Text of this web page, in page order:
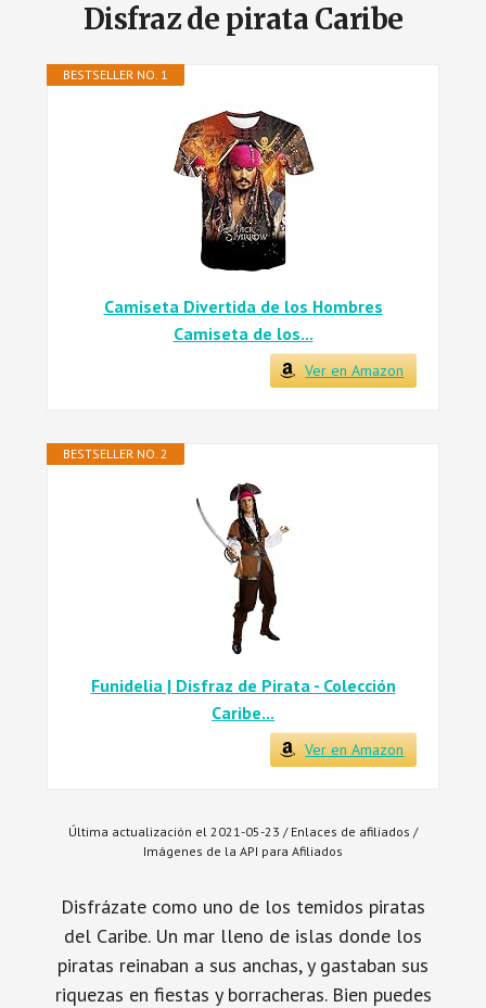
Disfraz de pirata Caribe
BESTSELLER NO. 1
Camiseta Divertida de los Hombres
Camiseta de los...
Ver en Amazon
BESTSELLER NO. 2
Funidelia | Disfraz de Pirata - Colección
Caribe...
Ver en Amazon
Última actualización el 2021-05-23 / Enlaces de afiliados /
Imágenes de la API para Afiliados
Disfrázate como uno de los temidos piratas
del Caribe. Un mar lleno de islas donde los
piratas reinaban a sus anchas, y gastaban sus
riquezas en fiestas y borracheras. Bien puedes